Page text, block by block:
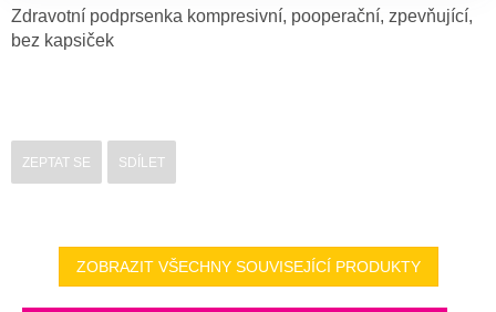
Zdravotní podprsenka kompresivní, pooperační, zpevňující,
bez kapsiček
ZEPTAT SE SDÍLET
ZOBRAZIT VŠECHNY SOUVISEJÍCÍ PRODUKTY